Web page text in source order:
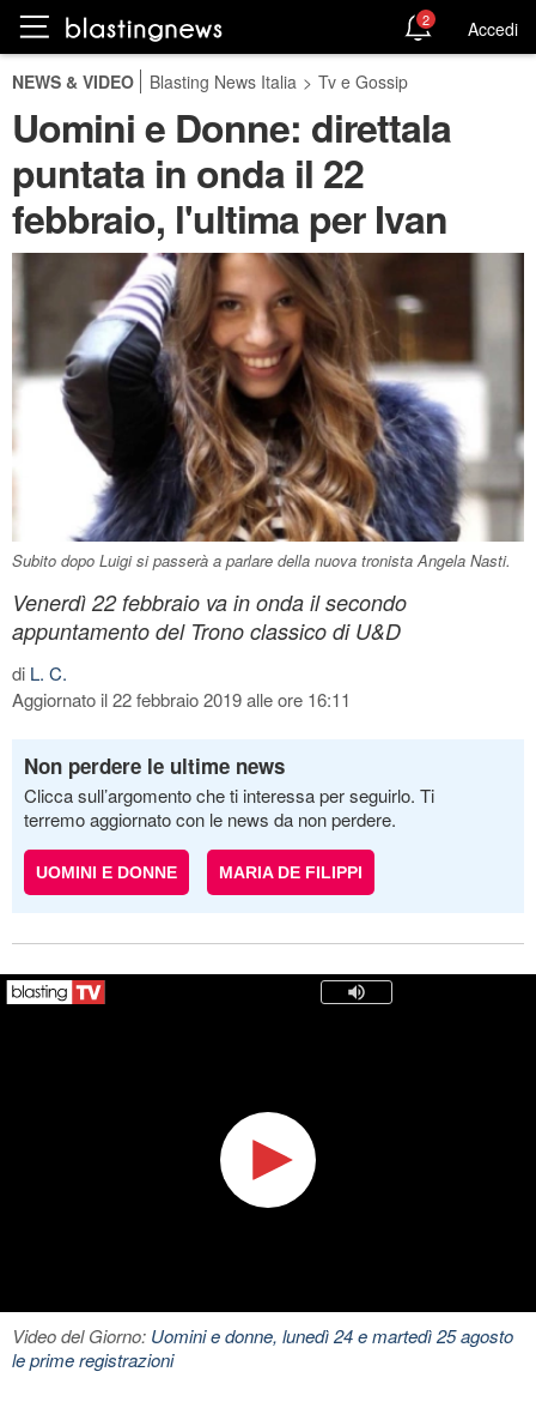
2 Accedi
NEWS & VIDEO Blasting News Italia > Tv e Gossip
Uomini e Donne: direttala
puntata in onda il 22
febbraio, l'ultima per Ivan
Subito dopo Luigi si passerà a parlare della nuova tronista Angela Nasti.
Venerdì 22 febbraio va in onda il secondo
appuntamento del Trono classico di U&D
di L. C.
Aggiornato il 22 febbraio 2019 alle ore 16:11
Non perdere le ultime news
Clicca sull’argomento che ti interessa per seguirlo. Ti
terremo aggiornato con le news da non perdere.
UOMINI E DONNE MARIA DE FILIPPI
Video del Giorno: Uomini e donne, lunedì 24 e martedì 25 agosto
le prime registrazioni